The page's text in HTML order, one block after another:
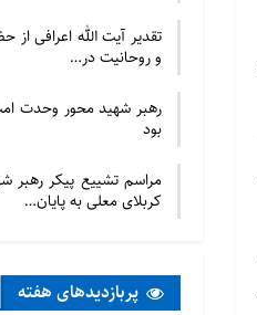
تقدیر آیت الله اعرافی
و روحانیت در…
رهبر شهید محور وحدت
بود
مراسم تشییع پیکر رهبر
کربلای معلی به پایان…
پربازدید‌های هفته